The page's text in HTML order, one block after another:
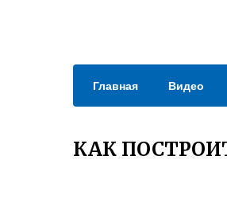
Главная Видео
КАК